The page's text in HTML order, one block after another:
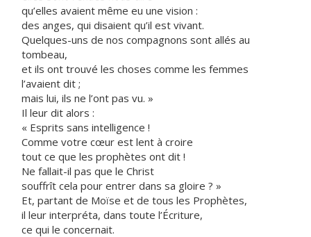
qu’elles avaient même eu une vision :
des anges, qui disaient qu’il est vivant.
Quelques-uns de nos compagnons sont allés au
tombeau,
et ils ont trouvé les choses comme les femmes
l’avaient dit ;
mais lui, ils ne l’ont pas vu. »
Il leur dit alors :
« Esprits sans intelligence !
Comme votre cœur est lent à croire
tout ce que les prophètes ont dit !
Ne fallait-il pas que le Christ
souffrît cela pour entrer dans sa gloire ? »
Et, partant de Moïse et de tous les Prophètes,
il leur interpréta, dans toute l’Écriture,
ce qui le concernait.